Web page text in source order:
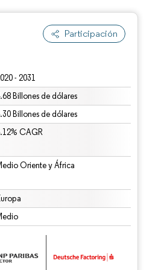
Participación
- 2031
Billones de dólares
Billones de dólares
CAGR
Oriente y África
atribución según CC BY 4.0.